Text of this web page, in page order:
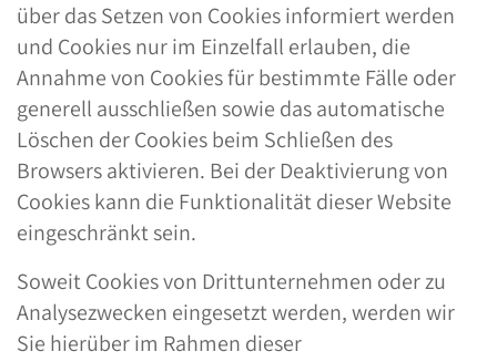
über das Setzen von Cookies informiert werden
und Cookies nur im Einzelfall erlauben, die
Annahme von Cookies für bestimmte Fälle oder
generell ausschließen sowie das automatische
Löschen der Cookies beim Schließen des
Browsers aktivieren. Bei der Deaktivierung von
Cookies kann die Funktionalität dieser Website
eingeschränkt sein.
Soweit Cookies von Drittunternehmen oder zu
Analysezwecken eingesetzt werden, werden wir
Sie hierüber im Rahmen dieser